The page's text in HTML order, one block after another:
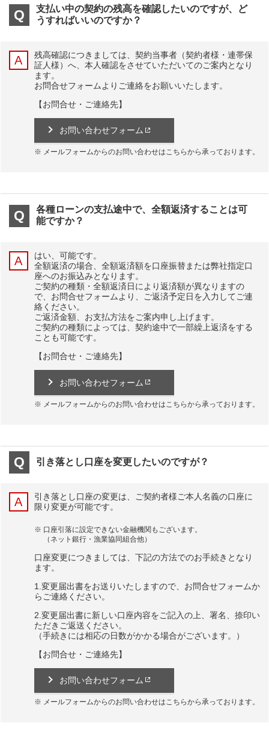
支払い中の契約の残高を確認したいのですが、ど
うすればいいのですか？
残高確認につきましては、契約当事者（契約者様・連帯保
証人様）へ、本人確認をさせていただいてのご案内となり
ます。
お問合せフォームよりご連絡をお願いいたします。
【お問合せ・ご連絡先】
お問い合わせフォーム
メールフォームからのお問い合わせはこちらから承っております。
各種ローンの支払途中で、全額返済することは可
能ですか？
はい、可能です。
全額返済の場合、全額返済額を口座振替または弊社指定口
座へのお振込みとなります。
ご契約の種類・全額返済日により返済額が異なりますの
で、お問合せフォームより、ご返済予定日を入力してご連
絡ください。
ご返済金額、お支払方法をご案内申し上げます。
ご契約の種類によっては、契約途中で一部繰上返済をする
ことも可能です。
【お問合せ・ご連絡先】
お問い合わせフォーム
メールフォームからのお問い合わせはこちらから承っております。
引き落とし口座を変更したいのですが？
引き落とし口座の変更は、ご契約者様ご本人名義の口座に
限り変更が可能です。
口座引落に設定できない金融機関もございます。
（ネット銀行・漁業協同組合他）
口座変更につきましては、下記の方法でのお手続きとなり
ます。
1.変更届出書をお送りいたしますので、お問合せフォームか
らご連絡ください。
2.変更届出書に新しい口座内容をご記入の上、署名、捺印い
ただきご返送ください。
（手続きには相応の日数がかかる場合がございます。）
【お問合せ・ご連絡先】
お問い合わせフォーム
メールフォームからのお問い合わせはこちらから承っております。